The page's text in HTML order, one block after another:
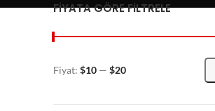
FIYATA GÖRE FILTRELE
Fiyat: $10 — $20